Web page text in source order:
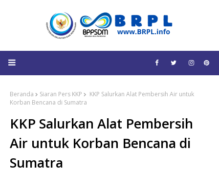
Beranda Siaran Pers KKP
KKP Salurkan Alat Pembersih Air untuk
Korban Bencana di Sumatra
KKP Salurkan Alat Pembersih
Air untuk Korban Bencana di
Sumatra